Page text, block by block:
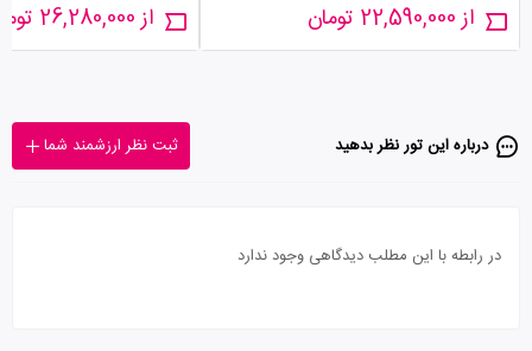
از 22,590,000 تومان از 26,280,000 تومان
درباره این تور‌ نظر بدهید ثبت نظر ارزشمند شما
در رابطه با این مطلب دیدگاهی وجود ندارد